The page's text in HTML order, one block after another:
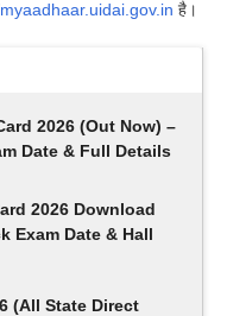
है।
2026 (Out Now) –
Date & Full Details
2026 Download
Exam Date & Hall
(All State Direct